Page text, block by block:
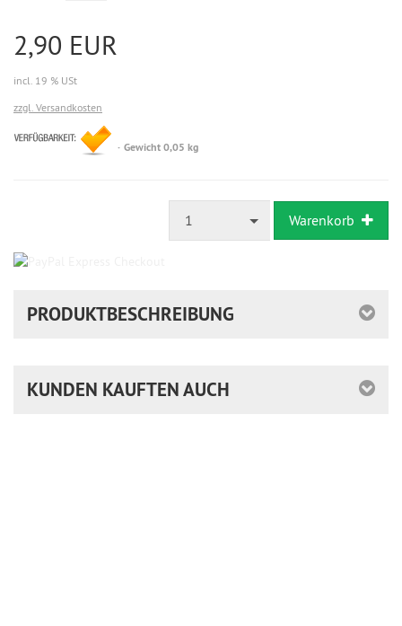
2,90 EUR
incl. 19 % USt
zzgl. Versandkosten
sofort
versandfertig,
Gewicht 0,05 kg
1 Warenkorb
PRODUKTBESCHREIBUNG
KUNDEN KAUFTEN AUCH